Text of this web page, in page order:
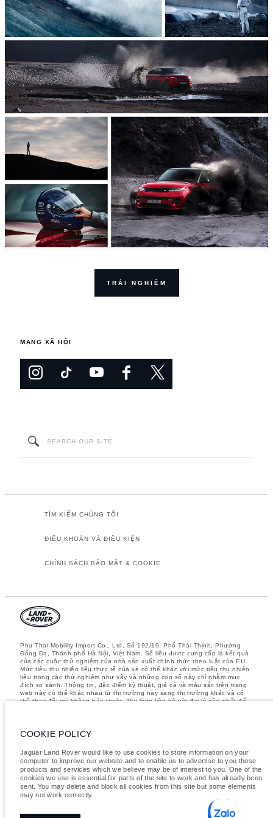
TRẢI NGHIỆM
MẠNG XÃ HỘI
TÌM KIẾM CHÚNG TÔI
ĐIỀU KHOẢN VÀ ĐIỀU KIỆN
CHÍNH SÁCH BẢO MẬT & COOKIE
Phu Thai Mobility Import Co., Ltd, Số 192/19, Phố Thái Thịnh, Phường
Đống Đa, Thành phố Hà Nội, Việt Nam. Số liệu được cung cấp là kết quả
của các cuộc thử nghiệm của nhà sản xuất chính thức theo luật của EU.
Mức tiêu thụ nhiên liệu thực tế của xe có thể khác với mức tiêu thụ nhiên
liệu trong các thử nghiệm như vậy và những con số này chỉ nhằm mục
đích so sánh. Thông tin, đặc điểm kỹ thuật, giá cả và màu sắc trên trang
web này có thể khác nhau từ thị trường này sang thị trường khác và có
thể thay đổi mà không báo trước. Vui lòng liên hệ với đại lý gần nhất để
về bán dẫn hiện đang ảnh hưởng đến các thông số kỹ thuật, tính năng
thể không hoàn toàn phản ánh các thông số kỹ thuật hiện tại cho tính
năng, tùy chọn, thiết kế và màu sắc. Vui lòng tham khảo Showroom chính
hãng gần nhất của bạn để xác nhận bất kỳ các hạn chế hiện tại để có
thông tin chính xác.
Các mức trọng lượng được công bố dựa trên cấu hình tiêu chuẩn của xe.
Nếu bạn lắp thêm phụ kiện hoặc các trang bị khác sau khi xe xuất xưởng,
tải trọng của xe có thể thay đổi. Vì vậy, khi xếp đồ, hãy đảm bảo tổng
COOKIE POLICY
Jaguar Land Rover would like to use cookies to store information on your
computer to improve our website and to enable us to advertise to you those
products and services which we believe may be of interest to you. One of the
cookies we use is essential for parts of the site to work and has already been
sent. You may delete and block all cookies from this site but some elements
may not work correctly.